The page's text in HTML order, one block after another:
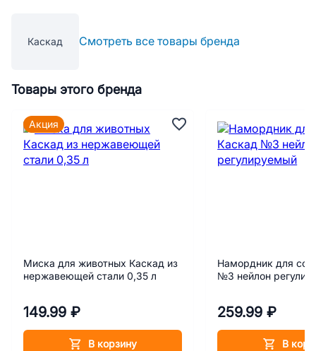
Каскад Смотреть все товары бренда
Товары этого бренда
Миска для животных Каскад из
нержавеющей стали 0,35 л
149.99 ₽
В корзину
Акция
Намордник для
№3 нейлон
259.99 ₽
В